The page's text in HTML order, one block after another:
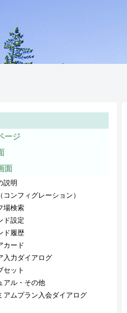
ージ
面
説明
コンフィグレーション）
場検索
ド設定
ド履歴
カード
入力ダイアログ
セット
アル・その他
アムプラン入会ダイアログ